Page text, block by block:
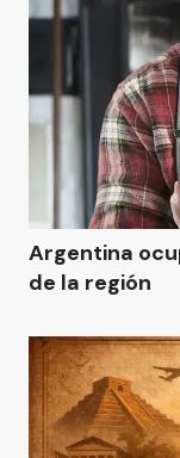
Argentina
de la región